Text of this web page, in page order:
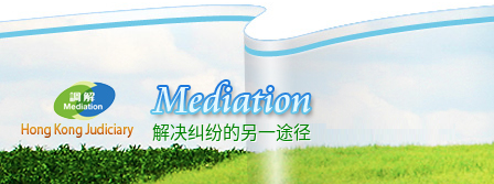
解决纠纷的另一途径